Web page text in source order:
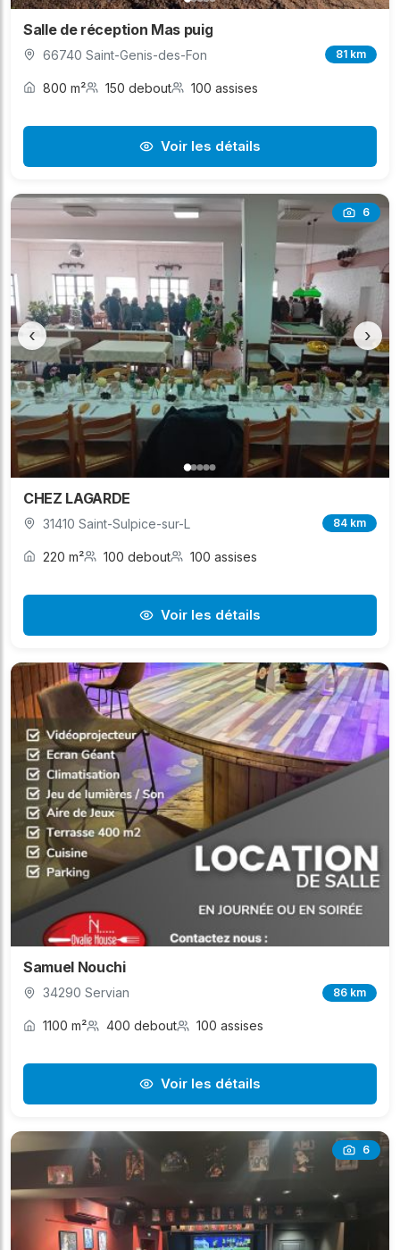
Salle de réception Mas puig
66740 Saint-Genis-des-Fon 81 km
800 m² 150 debout 100 assises
Voir les détails
6
‹ ›
CHEZ LAGARDE
31410 Saint-Sulpice-sur-L 84 km
220 m² 100 debout 100 assises
Voir les détails
Samuel Nouchi
34290 Servian 86 km
1100 m² 400 debout 100 assises
Voir les détails
6